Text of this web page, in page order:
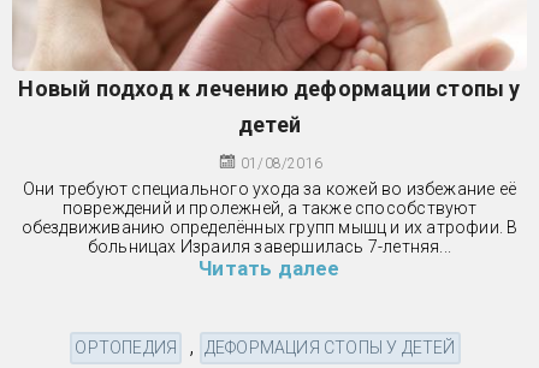
Новый подход к лечению деформации стопы у
детей
01/08/2016
Они требуют специального ухода за кожей во избежание её
повреждений и пролежней, а также способствуют
обездвиживанию определённых групп мышц и их атрофии. В
больницах Израиля завершилась 7-летняя...
Читать далее
ОРТОПЕДИЯ , ДЕФОРМАЦИЯ СТОПЫ У ДЕТЕЙ